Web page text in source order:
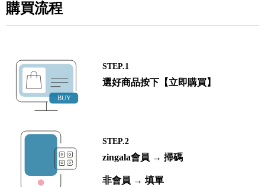
購買流程
STEP.1
選好商品按下【立即購買】
STEP.2
zingala會員 → 掃碼
非會員 → 填單